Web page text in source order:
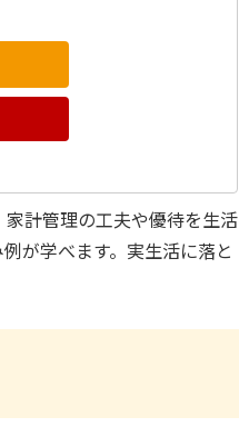
計管理の工夫や優待を生活
が学べます。実生活に落と